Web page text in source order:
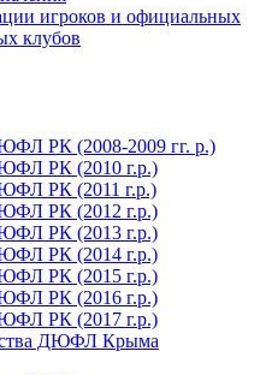
игроков и официальных
клубов
РК (2008-2009 гг. р.)
РК (2010 г.р.)
РК (2011 г.р.)
РК (2012 г.р.)
РК (2013 г.р.)
РК (2014 г.р.)
РК (2015 г.р.)
РК (2016 г.р.)
РК (2017 г.р.)
ДЮФЛ Крыма